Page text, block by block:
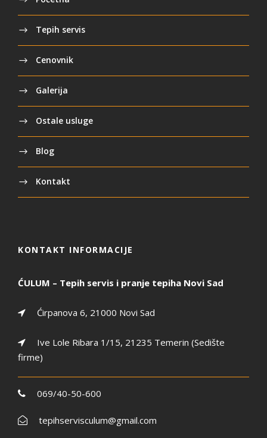
Tepih servis
Cenovnik
Galerija
Ostale usluge
Blog
Kontakt
KONTAKT INFORMACIJE
ĆULUM – Tepih servis i pranje tepiha Novi Sad
Ćirpanova 6, 21000 Novi Sad
Ive Lole Ribara 1/15, 21235 Temerin (Sedište
firme)
069/40-50-600
tepihservisculum@gmail.com